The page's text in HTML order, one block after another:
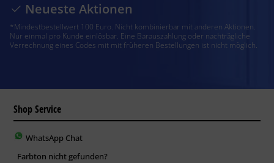
Neueste Aktionen
*Mindestbestellwert 100 Euro. Nicht kombinierbar mit anderen Aktionen.
Nur einmal pro Kunde einlösbar. Eine Barauszahlung oder nachträgliche
Verrechnung eines Codes mit mit früheren Bestellungen ist nicht möglich.
Shop Service
WhatsApp Chat
Farbton nicht gefunden?